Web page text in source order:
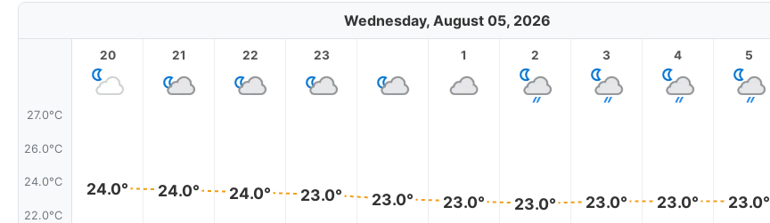
Wednesday, August 05, 2026
27.0°C
26.0°C
24.0°C
22.0°C
20
24.0°
21
24.0°
22
24.0°
23
23.0° 23.0°
1
23.0°
2
23.0°
3
23.0°
4
23.0°
5
23.0°